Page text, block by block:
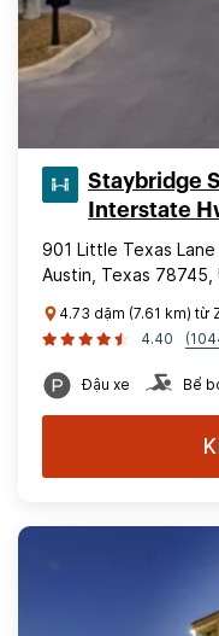
Staybridge
Interstate
901 Little Texas Lane
Austin, Texas
4.73 dặm (7.61 km) từ
4.40
Đậu xe Bể